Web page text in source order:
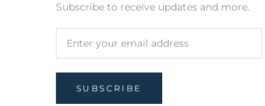
Subscribe to receive updates and more.
SUBSCRIBE